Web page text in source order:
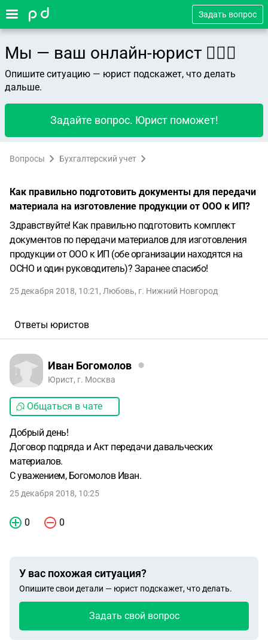
Задать вопрос
Мы — ваш онлайн-юрист 👨🏻‍⚖️
Опишите ситуацию — юрист подскажет, что делать
дальше.
Задайте вопрос. Юрист поможет!
Вопросы Бухгалтерский учет
Как правильно подготовить документы для передачи
материала на изготовление продукции от ООО к ИП?
Здравствуйте! Как правильно подготовить комплект
документов по передачи материалов для изготовления
продукции от ООО к ИП (обе организации находятся на
ОСНО и один руководитель)? Заранее спасибо!
25 декабря 2018, 10:21 , Любовь, г. Нижний Новгород
Ответы юристов
Иван Богомолов
Юрист, г. Москва
Общаться в чате
Добрый день!
Договор подряда и Акт передачи давальческих
материалов.
С уважением, Богомолов Иван.
25 декабря 2018, 10:25
0 0
У вас похожая ситуация?
Опишите свои детали — юрист подскажет, что делать.
Задать свой вопрос